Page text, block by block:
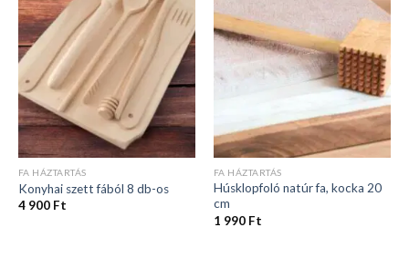
FA HÁZTARTÁS
Konyhai szett fából 8 db-os
4 900 Ft
FA HÁZTARTÁS
Húsklopfoló natúr fa, kocka 20
cm
1 990 Ft